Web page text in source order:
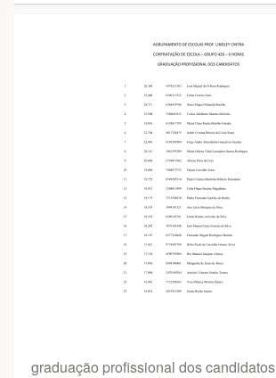
graduação profissional dos candidatos